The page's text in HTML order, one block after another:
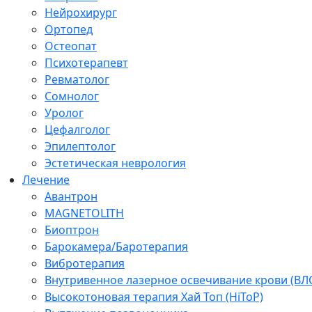
Нейрохирург
Ортопед
Остеопат
Психотерапевт
Ревматолог
Сомнолог
Уролог
Цефалголог
Эпилептолог
Эстетическая неврология
Лечение
Авантрон
MAGNETOLITH
Биоптрон
Барокамера/Баротерапия
Вибротерапия
Внутривенное лазерное освечивание крови
Высокотоновая терапия Хай Топ (HiToP)